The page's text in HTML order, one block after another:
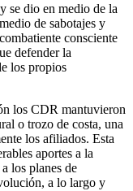
se dio en medio de la
de sabotajes y
consciente
defender la
los propios
los CDR mantuvieron
o trozo de costa, una
los afiliados. Esta
aportes a la
los planes de
a lo largo y